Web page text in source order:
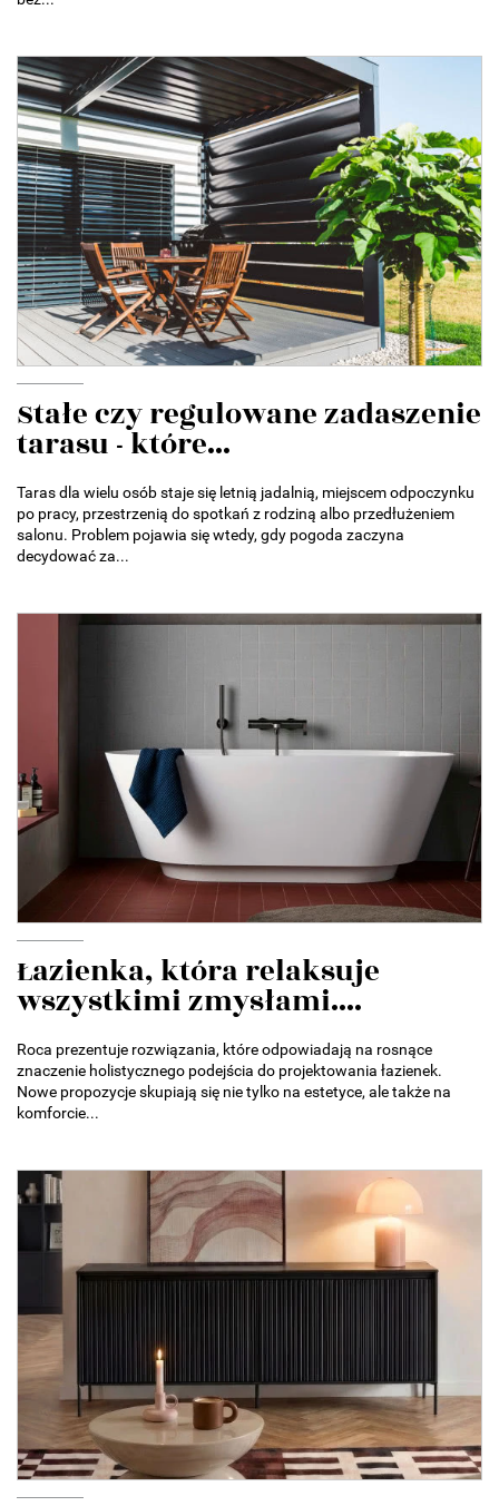
Stałe czy regulowane zadaszenie
tarasu - które...
Taras dla wielu osób staje się letnią jadalnią, miejscem odpoczynku
po pracy, przestrzenią do spotkań z rodziną albo przedłużeniem
salonu. Problem pojawia się wtedy, gdy pogoda zaczyna
decydować za...
Łazienka, która relaksuje
wszystkimi zmysłami....
Roca prezentuje rozwiązania, które odpowiadają na rosnące
znaczenie holistycznego podejścia do projektowania łazienek.
Nowe propozycje skupiają się nie tylko na estetyce, ale także na
komforcie...